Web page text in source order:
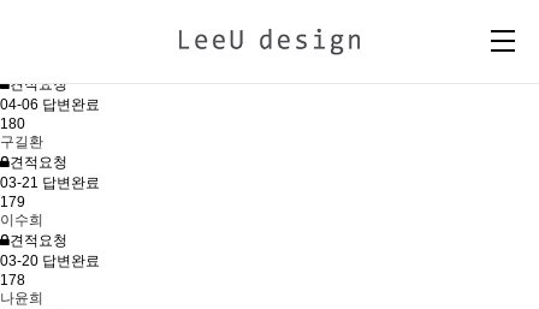
현재상태
견적요청
04-06 답변완료
180
구길환
견적요청
03-21 답변완료
179
이수희
견적요청
03-20 답변완료
178
나윤희